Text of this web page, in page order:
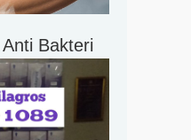
Bakteri